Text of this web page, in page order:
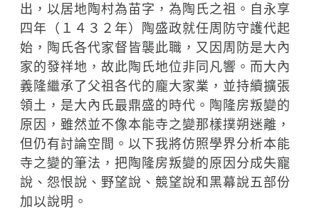
出，以居地陶村為苗字，為陶氏之祖。自永享
四年（１４３２年）陶盛政就任周防守護代起
始，陶氏各代家督皆襲此職，又因周防是大內
家的發祥地，故此陶氏地位非同凡響。而大內
義隆繼承了父祖各代的龐大家業，並持續擴張
領土，是大內氏最鼎盛的時代。陶隆房叛變的
原因，雖然並不像本能寺之變那樣撲朔迷離，
但仍有討論空間。以下我將仿照學界分析本能
寺之變的筆法，把陶隆房叛變的原因分成失寵
說、怨恨說、野望說、競望說和黑幕說五部份
加以說明。